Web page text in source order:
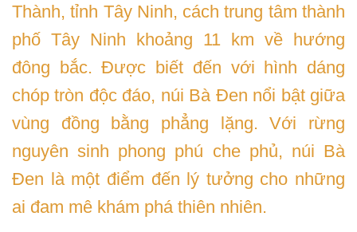
Thành, tỉnh Tây Ninh, cách trung tâm thành
phố Tây Ninh khoảng 11 km về hướng
đông bắc. Được biết đến với hình dáng
chóp tròn độc đáo, núi Bà Đen nổi bật giữa
vùng đồng bằng phẳng lặng. Với rừng
nguyên sinh phong phú che phủ, núi Bà
Đen là một điểm đến lý tưởng cho những
ai đam mê khám phá thiên nhiên.